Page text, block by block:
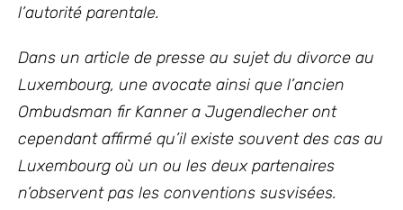
l’autorité parentale.
Dans un article de presse au sujet du divorce au
Luxembourg, une avocate ainsi que l’ancien
Ombudsman fir Kanner a Jugendlecher ont
cependant affirmé qu’il existe souvent des cas au
Luxembourg où un ou les deux partenaires
n’observent pas les conventions susvisées.